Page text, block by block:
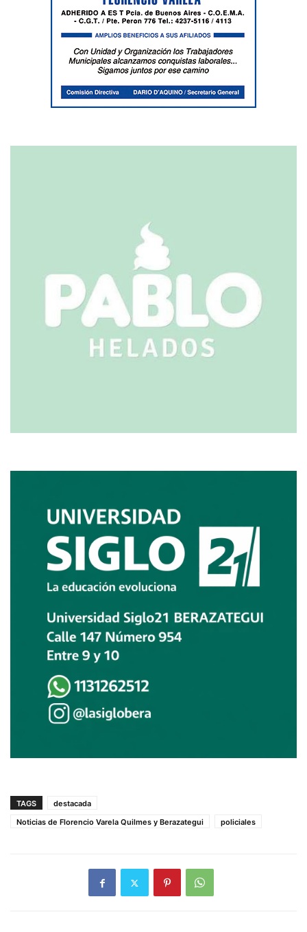
TAGS
destacada
Noticias de Florencio Varela Quilmes y Berazategui
policiales